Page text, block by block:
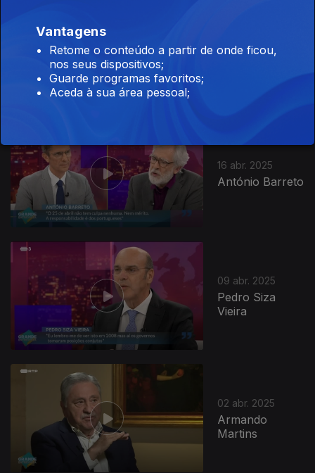
Joaquim
Miranda
16 abr. 2025
António Barreto
09 abr. 2025
Pedro Siza
Vieira
02 abr. 2025
Armando
Martins
Vantagens
Retome o conteúdo a partir de onde ficou,
nos seus dispositivos;
Guarde programas favoritos;
Aceda à sua área pessoal;